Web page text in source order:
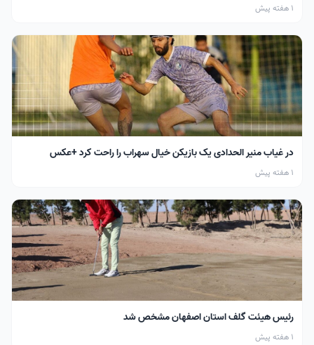
1 هفته پیش
در غیاب منیر الحدادی یک بازیکن خیال سهراب را راحت کرد +عکس
1 هفته پیش
رئیس هیئت گلف استان اصفهان مشخص شد
1 هفته پیش